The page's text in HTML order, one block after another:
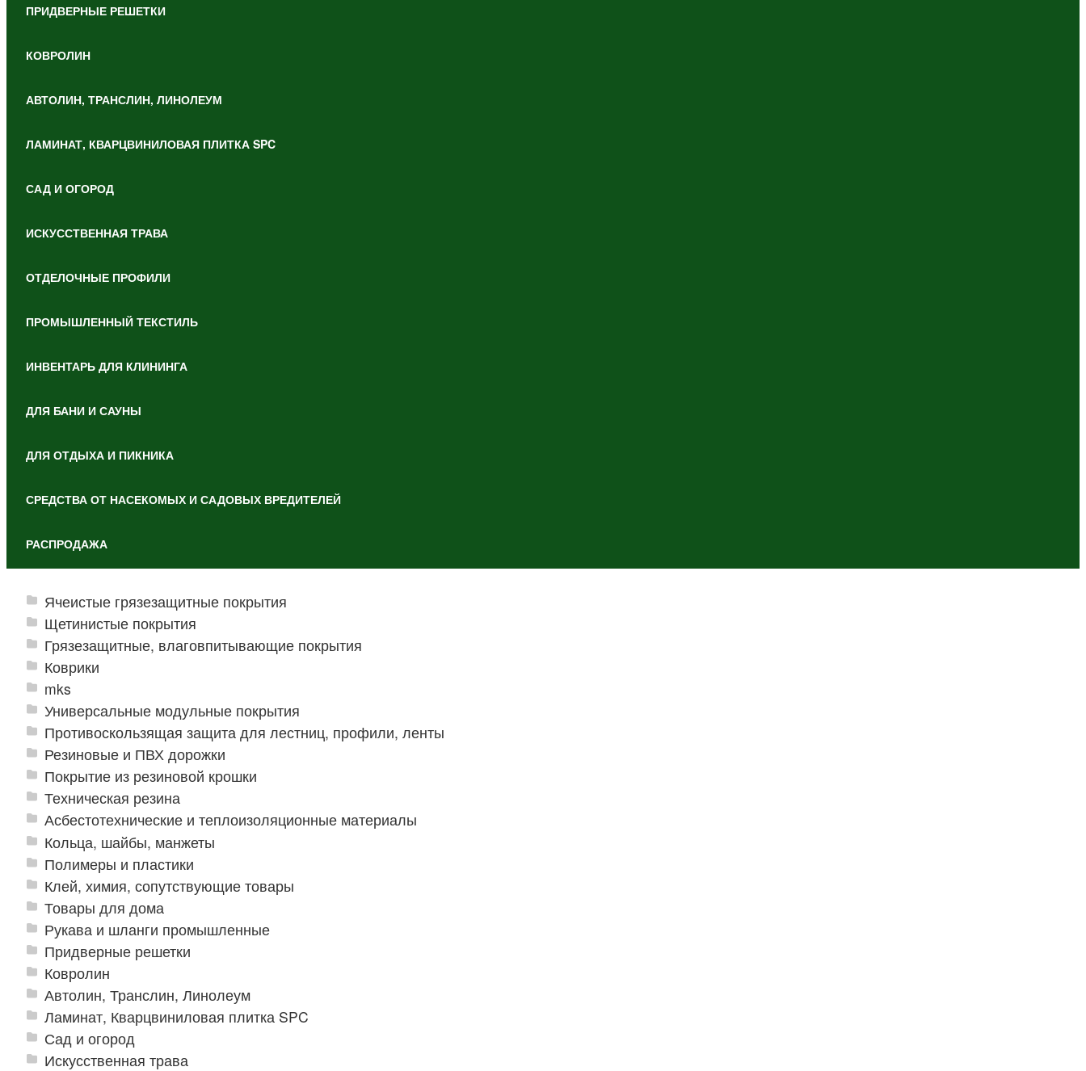
ПРИДВЕРНЫЕ РЕШЕТКИ
КОВРОЛИН
АВТОЛИН, ТРАНСЛИН, ЛИНОЛЕУМ
ЛАМИНАТ, КВАРЦВИНИЛОВАЯ ПЛИТКА SPC
САД И ОГОРОД
ИСКУССТВЕННАЯ ТРАВА
ОТДЕЛОЧНЫЕ ПРОФИЛИ
ПРОМЫШЛЕННЫЙ ТЕКСТИЛЬ
ИНВЕНТАРЬ ДЛЯ КЛИНИНГА
ДЛЯ БАНИ И САУНЫ
ДЛЯ ОТДЫХА И ПИКНИКА
СРЕДСТВА ОТ НАСЕКОМЫХ И САДОВЫХ ВРЕДИТЕЛЕЙ
РАСПРОДАЖА
Ячеистые грязезащитные покрытия
Щетинистые покрытия
Грязезащитные, влаговпитывающие покрытия
Коврики
mks
Универсальные модульные покрытия
Противоскользящая защита для лестниц, профили, ленты
Резиновые и ПВХ дорожки
Покрытие из резиновой крошки
Техническая резина
Асбестотехнические и теплоизоляционные материалы
Кольца, шайбы, манжеты
Полимеры и пластики
Клей, химия, сопутствующие товары
Товары для дома
Рукава и шланги промышленные
Придверные решетки
Ковролин
Автолин, Транслин, Линолеум
Ламинат, Кварцвиниловая плитка SPC
Сад и огород
Искусственная трава